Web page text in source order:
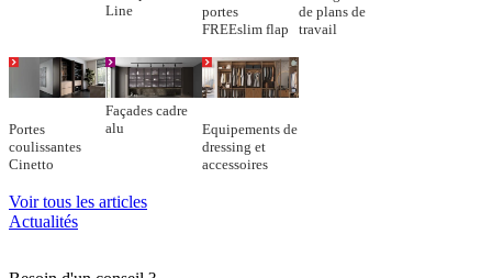
Line
portes
FREEslim flap
de plans de
travail
Portes
coulissantes
Cinetto
Façades cadre
alu
Equipements de
dressing et
accessoires
Voir tous les articles
Actualités